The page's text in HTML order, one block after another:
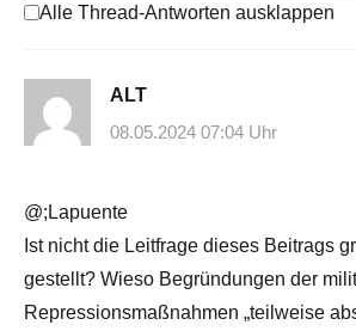
Alle Thread-Antworten ausklappen
ALT
08.05.2024 07:04 Uhr
@;Lapuente
Ist nicht die Leitfrage dieses Beitrags
gestellt? Wieso Begründungen der
Repressionsmaßnahmen „teilweise